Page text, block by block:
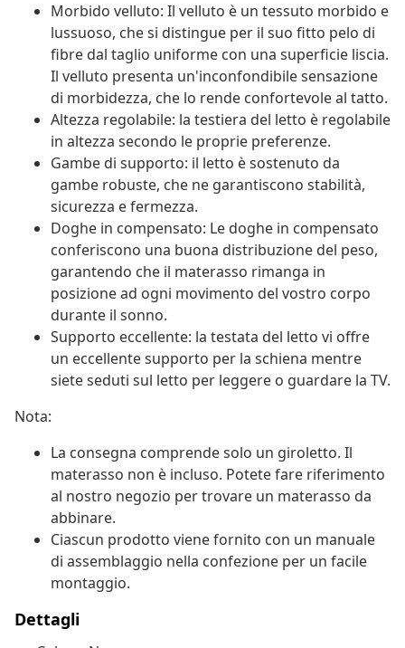
Morbido velluto: Il velluto è un tessuto morbido e
lussuoso, che si distingue per il suo fitto pelo di
fibre dal taglio uniforme con una superficie liscia.
Il velluto presenta un'inconfondibile sensazione
di morbidezza, che lo rende confortevole al tatto.
Altezza regolabile: la testiera del letto è regolabile
in altezza secondo le proprie preferenze.
Gambe di supporto: il letto è sostenuto da
gambe robuste, che ne garantiscono stabilità,
sicurezza e fermezza.
Doghe in compensato: Le doghe in compensato
conferiscono una buona distribuzione del peso,
garantendo che il materasso rimanga in
posizione ad ogni movimento del vostro corpo
durante il sonno.
Supporto eccellente: la testata del letto vi offre
un eccellente supporto per la schiena mentre
siete seduti sul letto per leggere o guardare la TV.
Nota:
La consegna comprende solo un giroletto. Il
materasso non è incluso. Potete fare riferimento
al nostro negozio per trovare un materasso da
abbinare.
Ciascun prodotto viene fornito con un manuale
di assemblaggio nella confezione per un facile
montaggio.
Dettagli